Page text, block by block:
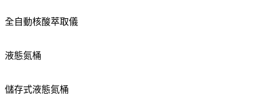
全自動核酸萃取儀
液態氮桶
儲存式液態氮桶